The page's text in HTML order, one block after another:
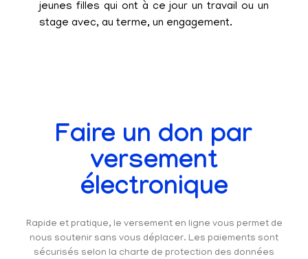
jeunes filles qui ont à ce jour un travail ou un
stage avec, au terme, un engagement.
Faire un don par
versement
électronique
Rapide et pratique, le versement en ligne vous permet de
nous soutenir sans vous déplacer. Les paiements sont
sécurisés selon la charte de protection des données